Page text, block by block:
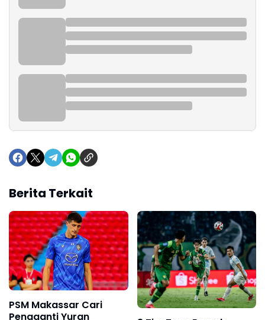
Berita Terkait
PSM Makassar Cari
Pengganti Yuran